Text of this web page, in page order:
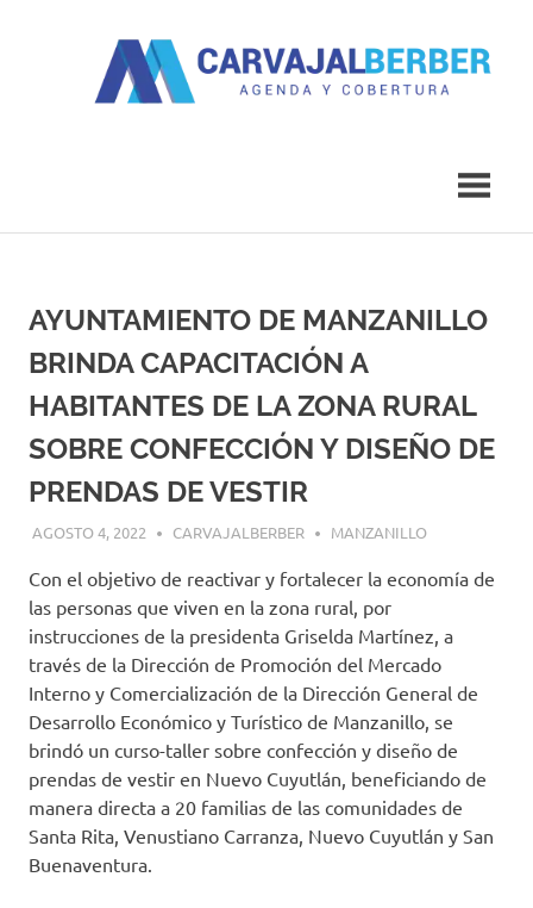
AYUNTAMIENTO DE MANZANILLO
BRINDA CAPACITACIÓN A
HABITANTES DE LA ZONA RURAL
SOBRE CONFECCIÓN Y DISEÑO DE
PRENDAS DE VESTIR
AGOSTO 4, 2022 CARVAJALBERBER MANZANILLO
Con el objetivo de reactivar y fortalecer la economía de
las personas que viven en la zona rural, por
instrucciones de la presidenta Griselda Martínez, a
través de la Dirección de Promoción del Mercado
Interno y Comercialización de la Dirección General de
Desarrollo Económico y Turístico de Manzanillo, se
brindó un curso-taller sobre confección y diseño de
prendas de vestir en Nuevo Cuyutlán, beneficiando de
manera directa a 20 familias de las comunidades de
Santa Rita, Venustiano Carranza, Nuevo Cuyutlán y San
Buenaventura.